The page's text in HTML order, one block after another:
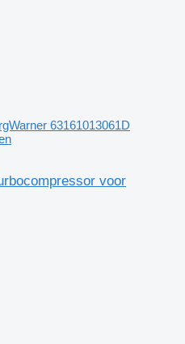
63161013061D
voor